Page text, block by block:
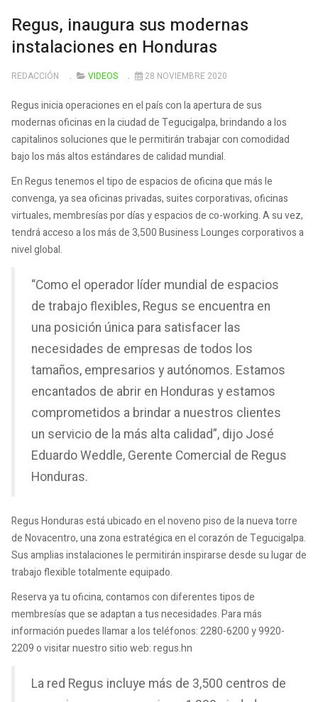
Regus, inaugura sus modernas
instalaciones en Honduras
REDACCIÓN VIDEOS 28 NOVIEMBRE 2020
Regus inicia operaciones en el país con la apertura de sus
modernas oficinas en la ciudad de Tegucigalpa, brindando a los
capitalinos soluciones que le permitirán trabajar con comodidad
bajo los más altos estándares de calidad mundial.
En Regus tenemos el tipo de espacios de oficina que más le
convenga, ya sea oficinas privadas, suites corporativas, oficinas
virtuales, membresías por días y espacios de co-working. A su vez,
tendrá acceso a los más de 3,500 Business Lounges corporativos a
nivel global.
“Como el operador líder mundial de espacios
de trabajo flexibles, Regus se encuentra en
una posición única para satisfacer las
necesidades de empresas de todos los
tamaños, empresarios y autónomos. Estamos
encantados de abrir en Honduras y estamos
comprometidos a brindar a nuestros clientes
un servicio de la más alta calidad”, dijo José
Eduardo Weddle, Gerente Comercial de Regus
Honduras.
Regus Honduras está ubicado en el noveno piso de la nueva torre
de Novacentro, una zona estratégica en el corazón de Tegucigalpa.
Sus amplias instalaciones le permitirán inspirarse desde su lugar de
trabajo flexible totalmente equipado.
Reserva ya tu oficina, contamos con diferentes tipos de
membresías que se adaptan a tus necesidades. Para más
información puedes llamar a los teléfonos: 2280-6200 y 9920-
2209 o visitar nuestro sitio web: regus.hn
La red Regus incluye más de 3,500 centros de